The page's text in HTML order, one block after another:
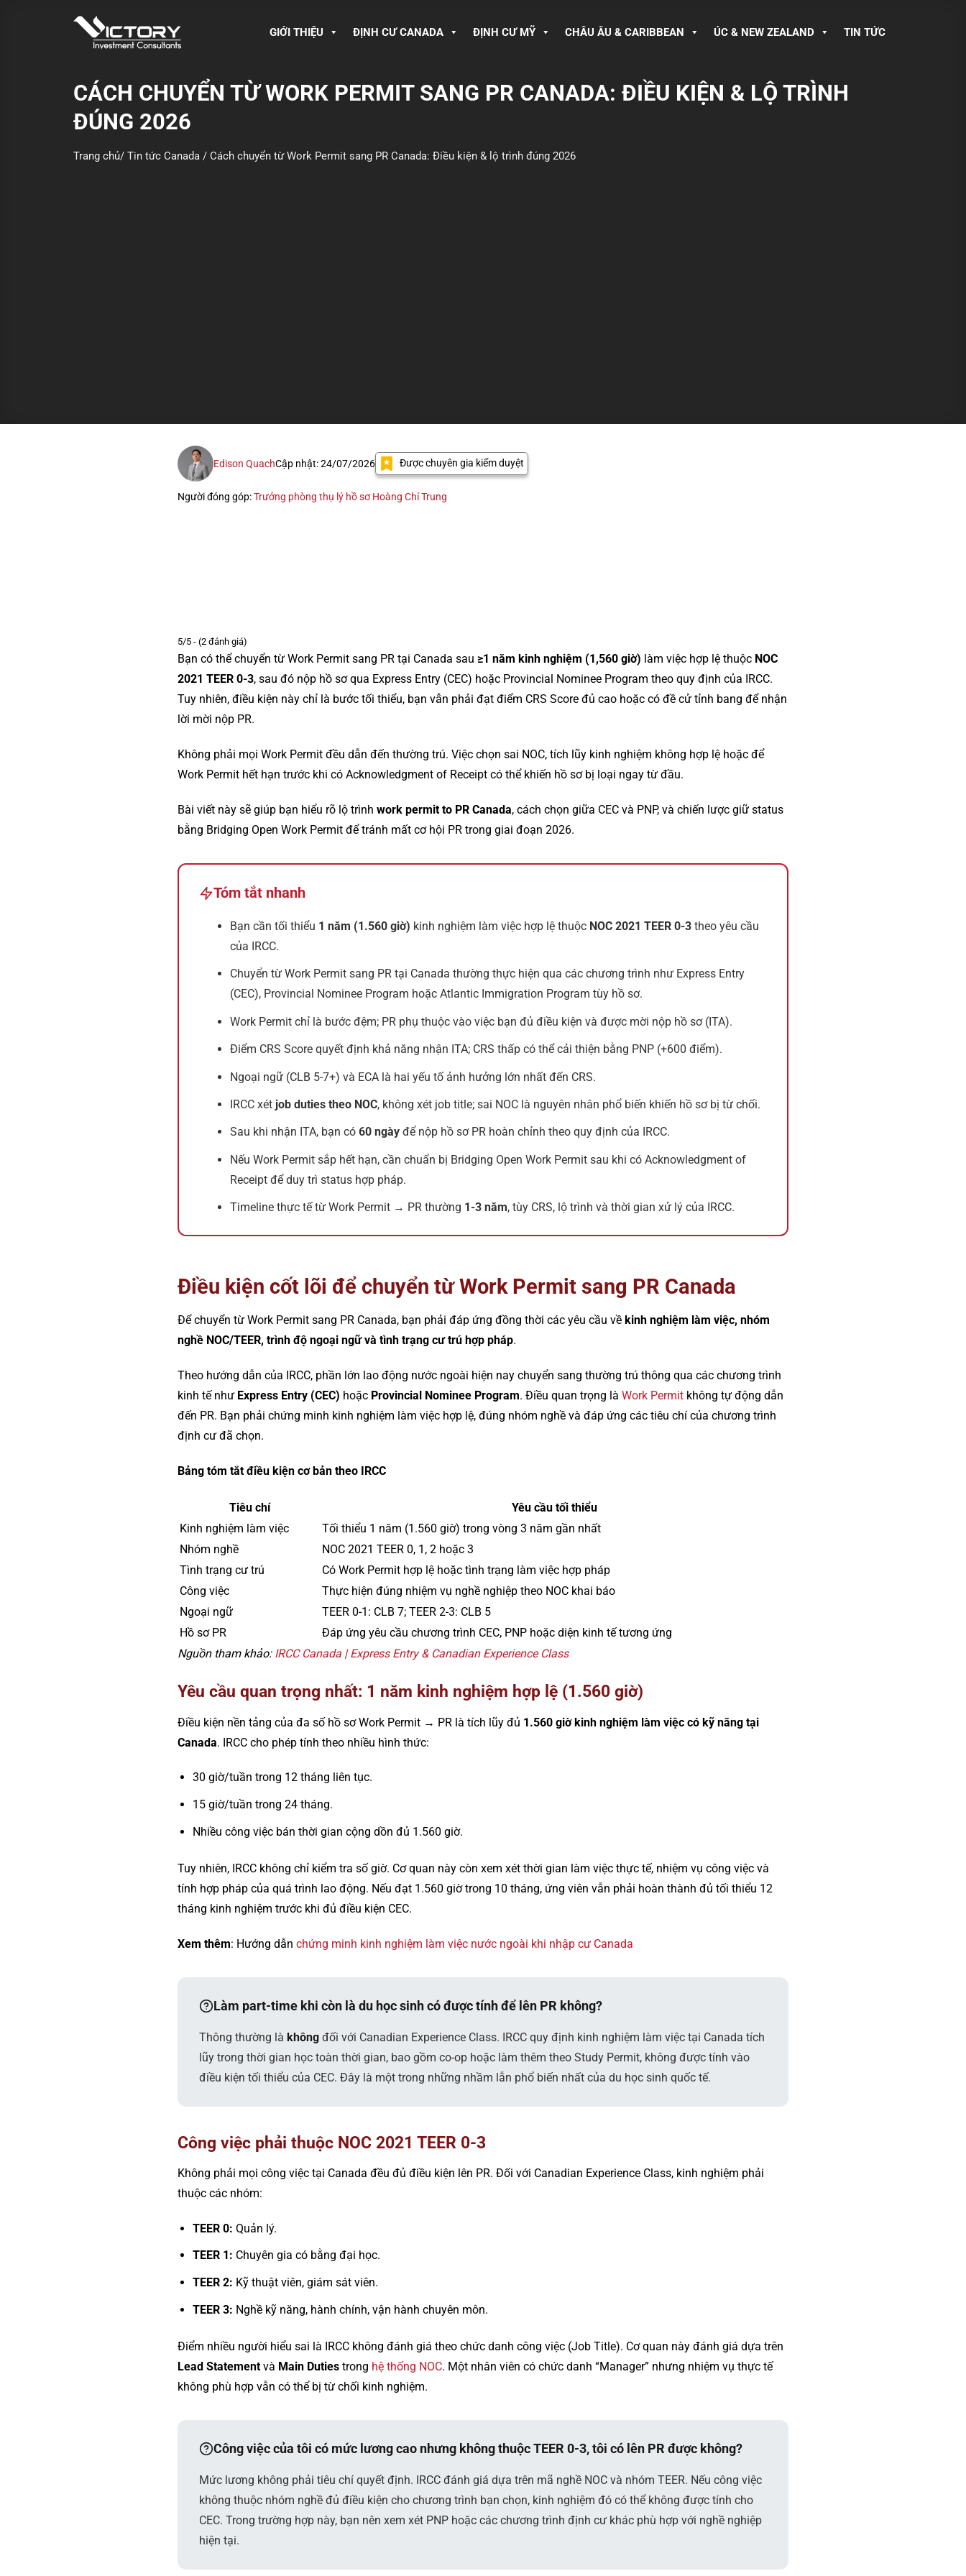
GIỚI THIỆU ĐỊNH CƯ CANADA ĐỊNH CƯ MỸ CHÂU ÂU & CARIBBEAN ÚC & NEW ZEALAND TIN TỨC
CÁCH CHUYỂN TỪ WORK PERMIT SANG PR CANADA: ĐIỀU KIỆN & LỘ TRÌNH
ĐÚNG 2026
Trang chủ/ Tin tức Canada / Cách chuyển từ Work Permit sang PR Canada: Điều kiện & lộ trình đúng 2026
Edison QuachCập nhật: 24/07/2026 Được chuyên gia kiểm duyệt
Người đóng góp:Trưởng phòng thụ lý hồ sơ Hoàng Chí Trung
5/5 - (2 đánh giá)
Bạn có thể chuyển từ Work Permit sang PR tại Canada sau ≥1 năm kinh nghiệm (1,560 giờ) làm việc hợp lệ thuộc NOC
2021 TEER 0-3, sau đó nộp hồ sơ qua Express Entry (CEC) hoặc Provincial Nominee Program theo quy định của IRCC.
Tuy nhiên, điều kiện này chỉ là bước tối thiểu, bạn vẫn phải đạt điểm CRS Score đủ cao hoặc có đề cử tỉnh bang để nhận
lời mời nộp PR.
Không phải mọi Work Permit đều dẫn đến thường trú. Việc chọn sai NOC, tích lũy kinh nghiệm không hợp lệ hoặc để
Work Permit hết hạn trước khi có Acknowledgment of Receipt có thể khiến hồ sơ bị loại ngay từ đầu.
Bài viết này sẽ giúp bạn hiểu rõ lộ trình work permit to PR Canada, cách chọn giữa CEC và PNP, và chiến lược giữ status
bằng Bridging Open Work Permit để tránh mất cơ hội PR trong giai đoạn 2026.
Tóm tắt nhanh
Bạn cần tối thiểu 1 năm (1.560 giờ) kinh nghiệm làm việc hợp lệ thuộc NOC 2021 TEER 0-3theo yêu cầu
của IRCC.
Chuyển từ Work Permit sang PR tại Canada thường thực hiện qua các chương trình như Express Entry
(CEC), Provincial Nominee Program hoặc Atlantic Immigration Program tùy hồ sơ.
Work Permit chỉ là bước đệm; PR phụ thuộc vào việc bạn đủ điều kiện và được mời nộp hồ sơ (ITA).
Điểm CRS Score quyết định khả năng nhận ITA; CRS thấp có thể cải thiện bằng PNP (+600 điểm).
Ngoại ngữ (CLB 5-7+) và ECA là hai yếu tố ảnh hưởng lớn nhất đến CRS.
IRCC xét job duties theo NOC, không xét job title; sai NOC là nguyên nhân phổ biến khiến hồ sơ bị từ chối.
Sau khi nhận ITA, bạn có 60 ngàyđể nộp hồ sơ PR hoàn chỉnh theo quy định của IRCC.
Nếu Work Permit sắp hết hạn, cần chuẩn bị Bridging Open Work Permit sau khi có Acknowledgment of
Receipt để duy trì status hợp pháp.
Timeline thực tế từ Work Permit → PR thường 1-3 năm, tùy CRS, lộ trình và thời gian xử lý của IRCC.
Điều kiện cốt lõi để chuyển từ Work Permit sang PR Canada
Để chuyển từ Work Permit sang PR Canada, bạn phải đáp ứng đồng thời các yêu cầu về kinh nghiệm làm việc, nhóm
nghề NOC/TEER, trình độ ngoại ngữ và tình trạng cư trú hợp pháp.
Theo hướng dẫn của IRCC, phần lớn lao động nước ngoài hiện nay chuyển sang thường trú thông qua các chương trình
kinh tế như Express Entry (CEC) hoặc Provincial Nominee Program. Điều quan trọng là Work Permit không tự động dẫn
đến PR. Bạn phải chứng minh kinh nghiệm làm việc hợp lệ, đúng nhóm nghề và đáp ứng các tiêu chí của chương trình
định cư đã chọn.
Bảng tóm tắt điều kiện cơ bản theo IRCC
Tiêu chí
Yêu cầu tối thiểu
Kinh nghiệm làm việc
Tối thiểu 1 năm (1.560 giờ) trong vòng 3 năm gần nhất
Nhóm nghề
NOC 2021 TEER 0, 1, 2 hoặc 3
Tình trạng cư trú
Có Work Permit hợp lệ hoặc tình trạng làm việc hợp pháp
Công việc
Thực hiện đúng nhiệm vụ nghề nghiệp theo NOC khai báo
Ngoại ngữ
TEER 0-1: CLB 7; TEER 2-3: CLB 5
Hồ sơ PR
Đáp ứng yêu cầu chương trình CEC, PNP hoặc diện kinh tế tương ứng
Nguồn tham khảo: IRCC Canada | Express Entry & Canadian Experience Class
Yêu cầu quan trọng nhất: 1 năm kinh nghiệm hợp lệ (1.560 giờ)
Điều kiện nền tảng của đa số hồ sơ Work Permit → PR là tích lũy đủ 1.560 giờ kinh nghiệm làm việc có kỹ năng tại
Canada. IRCC cho phép tính theo nhiều hình thức:
30 giờ/tuần trong 12 tháng liên tục.
15 giờ/tuần trong 24 tháng.
Nhiều công việc bán thời gian cộng dồn đủ 1.560 giờ.
Tuy nhiên, IRCC không chỉ kiểm tra số giờ. Cơ quan này còn xem xét thời gian làm việc thực tế, nhiệm vụ công việc và
tính hợp pháp của quá trình lao động. Nếu đạt 1.560 giờ trong 10 tháng, ứng viên vẫn phải hoàn thành đủ tối thiểu 12
tháng kinh nghiệm trước khi đủ điều kiện CEC.
Xem thêm: Hướng dẫn chứng minh kinh nghiệm làm việc nước ngoài khi nhập cư Canada
Làm part-time khi còn là du học sinh có được tính để lên PR không?
Thông thường là khôngđối với Canadian Experience Class. IRCC quy định kinh nghiệm làm việc tại Canada tích
lũy trong thời gian học toàn thời gian, bao gồm co-op hoặc làm thêm theo Study Permit, không được tính vào
điều kiện tối thiểu của CEC. Đây là một trong những nhầm lẫn phổ biến nhất của du học sinh quốc tế.
Công việc phải thuộc NOC 2021 TEER 0-3
Không phải mọi công việc tại Canada đều đủ điều kiện lên PR. Đối với Canadian Experience Class, kinh nghiệm phải
thuộc các nhóm:
TEER 0: Quản lý.
TEER 1: Chuyên gia có bằng đại học.
TEER 2: Kỹ thuật viên, giám sát viên.
TEER 3: Nghề kỹ năng, hành chính, vận hành chuyên môn.
Điểm nhiều người hiểu sai là IRCC không đánh giá theo chức danh công việc (Job Title). Cơ quan này đánh giá dựa trên
Lead Statement và Main Duties trong hệ thống NOC. Một nhân viên có chức danh “Manager” nhưng nhiệm vụ thực tế
không phù hợp vẫn có thể bị từ chối kinh nghiệm.
Công việc của tôi có mức lương cao nhưng không thuộc TEER 0-3, tôi có lên PR được không?
Mức lương không phải tiêu chí quyết định. IRCC đánh giá dựa trên mã nghề NOC và nhóm TEER. Nếu công việc
không thuộc nhóm nghề đủ điều kiện cho chương trình bạn chọn, kinh nghiệm đó có thể không được tính cho
CEC. Trong trường hợp này, bạn nên xem xét PNP hoặc các chương trình định cư khác phù hợp với nghề nghiệp
hiện tại.